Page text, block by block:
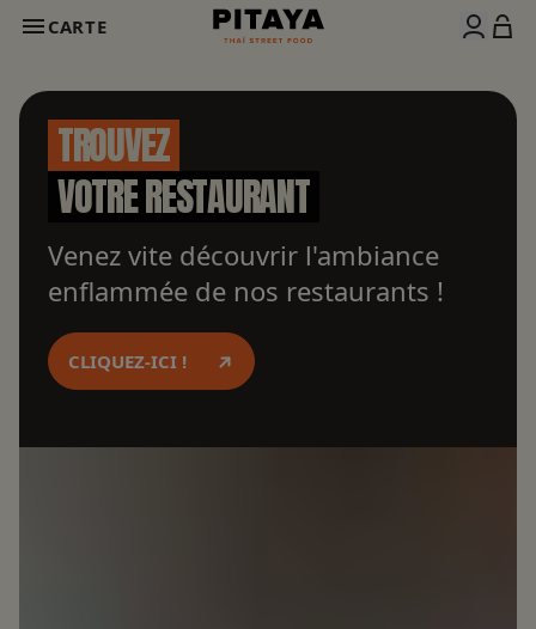
CARTE
TROUVEZ
VOTRE RESTAURANT
Venez vite découvrir l'ambiance
enflammée de nos restaurants !
CLIQUEZ-ICI !